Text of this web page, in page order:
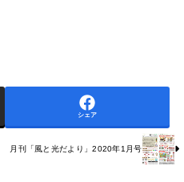
シェア
月刊「風と光だより」2020年1月号